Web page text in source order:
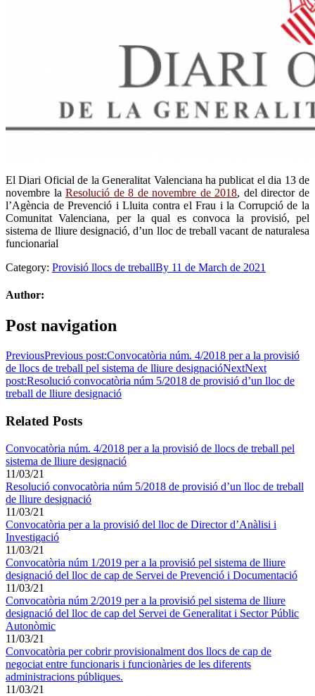
El Diari Oficial de la Generalitat Valenciana ha publicat el dia 13 de
novembre laResolució de 8 de novembre de 2018, del director de
l’Agència de Prevenció i Lluita contra el Frau i la Corrupció de la
Comunitat Valenciana, per la qual es convoca la provisió, pel
sistema de lliure designació, d’un lloc de treball vacant de naturalesa
funcionarial
Category: Provisió llocs de treballBy 11 de March de 2021
Author:
Post navigation
PreviousPrevious post:Convocatòria núm. 4/2018 per a la provisió
de llocs de treball pel sistema de lliure designacióNextNext
post:Resolució convocatòria núm 5/2018 de provisió d’un lloc de
treball de lliure designació
Related Posts
Convocatòria núm. 4/2018 per a la provisió de llocs de treball pel
sistema de lliure designació
11/03/21
Resolució convocatòria núm 5/2018 de provisió d’un lloc de treball
de lliure designació
11/03/21
Convocatòria per a la provisió del lloc de Director d’Anàlisi i
Investigació
11/03/21
Convocatòria núm 1/2019 per a la provisió pel sistema de lliure
designació del lloc de cap de Servei de Prevenció i Documentació
11/03/21
Convocatòria núm 2/2019 per a la provisió pel sistema de lliure
designació del lloc de cap del Servei de Generalitat i Sector Públic
Autonòmic
11/03/21
Convocatòria per cobrir provisionalment dos llocs de cap de
negociat entre funcionaris i funcionàries de les diferents
administracions públiques.
11/03/21